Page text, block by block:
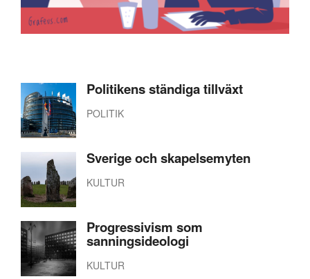
Politikens ständiga tillväxt
POLITIK
Sverige och skapelsemyten
KULTUR
Progressivism som
sanningsideologi
KULTUR